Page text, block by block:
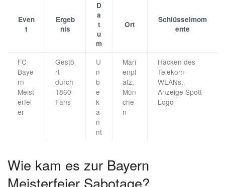
Even
t
Ergeb
nis
D
a
t
u
m
Ort
Schlüsselmom
ente
FC
Baye
rn
Meist
erfei
er
Gestö
rt
durch
1860-
Fans
U
n
b
e
k
a
n
nt
Mari
enpl
atz,
Mün
che
n
Hacken des
Telekom-
WLANs,
Anzeige Spott-
Logo
Wie kam es zur Bayern
Meisterfeier Sabotage?